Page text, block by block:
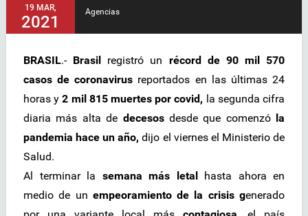
19 MAR,
2021
Agencias
BRASIL.- Brasil registró un récord de 90 mil 570
casos de coronavirus reportados en las últimas 24
horas y2 mil 815 muertes por covid, la segunda cifra
diaria más alta de decesos desde que comenzó la
pandemia hace un año, dijo el viernes el Ministerio de
Salud.
Al terminar la semana más letal
hasta ahora en
medio de un empeoramiento de la crisis generado